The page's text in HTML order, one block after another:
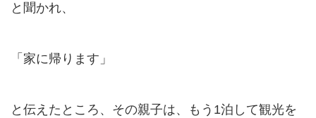
と聞かれ、
「家に帰ります」
と伝えたところ、その親子は、もう1泊して観光を